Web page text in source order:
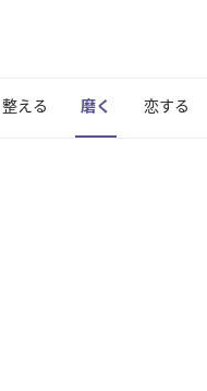
整える 磨く 恋する